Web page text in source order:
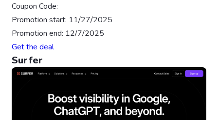
Coupon Code:
Promotion start: 11/27/2025
Promotion end: 12/7/2025
Get the deal
Surfer